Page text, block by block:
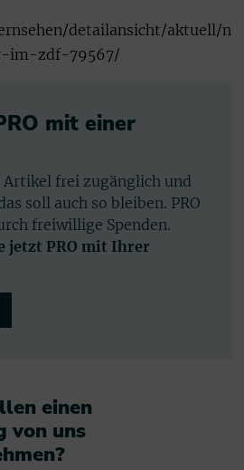
detailansicht/aktuell/n
im-zdf-79567/
mit einer
Artikel frei zugänglich und
soll auch so bleiben. PRO
freiwillige Spenden.
jetzt PRO mit Ihrer
einen
von uns